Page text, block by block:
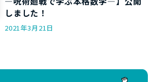
しました！
2021年3月21日